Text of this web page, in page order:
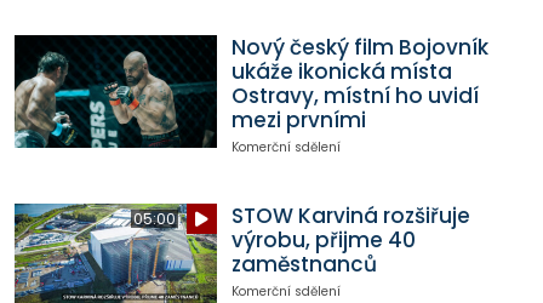
Nový český film Bojovník
ukáže ikonická místa
Ostravy, místní ho uvidí
mezi prvními
Komerční sdělení
05:00
STOW Karviná rozšiřuje
výrobu, přijme 40
zaměstnanců
Komerční sdělení